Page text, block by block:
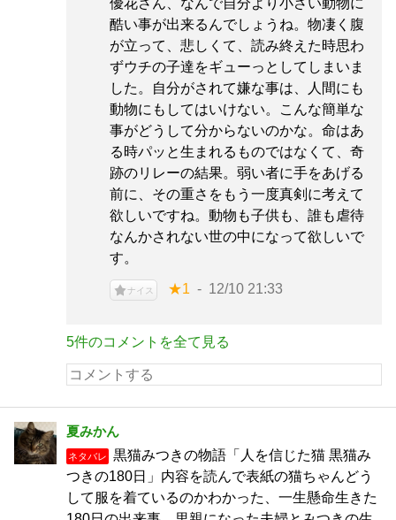
優花さん、なんで自分より小さい動物に
酷い事が出来るんでしょうね。物凄く腹
が立って、悲しくて、読み終えた時思わ
ずウチの子達をギューっとしてしまいま
した。自分がされて嫌な事は、人間にも
動物にもしてはいけない。こんな簡単な
事がどうして分からないのかな。命はあ
る時パッと生まれるものではなくて、奇
跡のリレーの結果。弱い者に手をあげる
前に、その重さをもう一度真剣に考えて
欲しいですね。動物も子供も、誰も虐待
なんかされない世の中になって欲しいで
す。
ナイス ★1 12/10 21:33
5件のコメントを全て見る
夏みかん
ネタバレ
黒猫みつきの物語「人を信じた猫 黒猫み
つきの180日」内容を読んで表紙の猫ちゃんどう
して服を着ているのかわかった、一生懸命生きた